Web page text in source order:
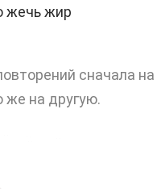
жечь жир
сначала на
же на другую.